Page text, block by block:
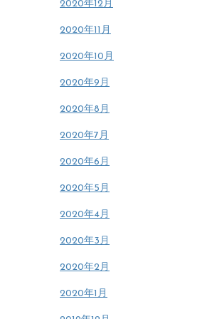
2020年12月
2020年11月
2020年10月
2020年9月
2020年8月
2020年7月
2020年6月
2020年5月
2020年4月
2020年3月
2020年2月
2020年1月